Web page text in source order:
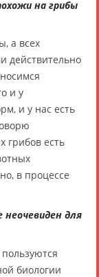
на грибы
а всех
действительно
и у
и у нас есть
грибов есть
в процессе
для
биологии